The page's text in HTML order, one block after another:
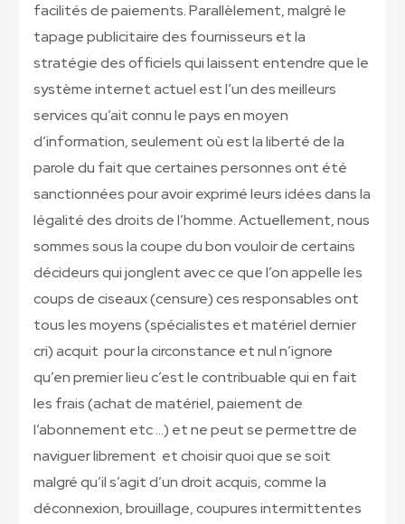
facilités de paiements. Parallèlement, malgré le
tapage publicitaire des fournisseurs et la
stratégie des officiels qui laissent entendre que le
système internet actuel est l’un des meilleurs
services qu’ait connu le pays en moyen
d’information, seulement où est la liberté de la
parole du fait que certaines personnes ont été
sanctionnées pour avoir exprimé leurs idées dans la
légalité des droits de l’homme. Actuellement, nous
sommes sous la coupe du bon vouloir de certains
décideurs qui jonglent avec ce que l’on appelle les
coups de ciseaux (censure) ces responsables ont
tous les moyens (spécialistes et matériel dernier
cri) acquit pour la circonstance et nul n’ignore
qu’en premier lieu c’est le contribuable qui en fait
les frais (achat de matériel, paiement de
l’abonnement etc …) et ne peut se permettre de
naviguer librement et choisir quoi que se soit
malgré qu’il s’agit d’un droit acquis, comme la
déconnexion, brouillage, coupures intermittentes